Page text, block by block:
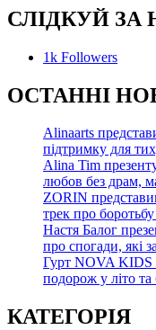
СЛІДКУЙ ЗА
1k Followers
ОСТАННІ
Alinaarts
підтримку для
Alina Tim
любов без драм,
ZORIN
трек про
Настя Балог
про спогади, які
Гурт NOVA KIDS
подорож у літо та
КАТЕГОРІЯ